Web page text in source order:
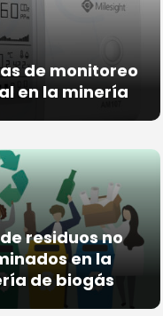
de monitoreo
en la minería
residuos no
en la
de biogás